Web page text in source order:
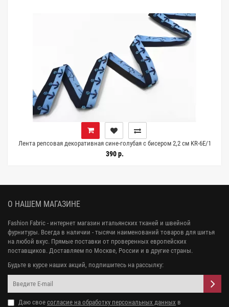
Лента репсовая декоративная сине-голубая с бисером 2,2 см KR-6E/1
25022642
390 р.
О НАШЕМ МАГАЗИНЕ
Fashion Fabric - интернет магазин итальянских тканей и швейной
фурнитуры. Всегда в наличии - тысячи наименований товаров для шитья
на любой вкус. Прямые поставки от проверенных европейских
поставщиков. Доставляем по Москве, России и в другие страны.
Будьте в курсе наших акций, подпишитесь на рассылку:
Даю свое согласие на обработку персональных данных в